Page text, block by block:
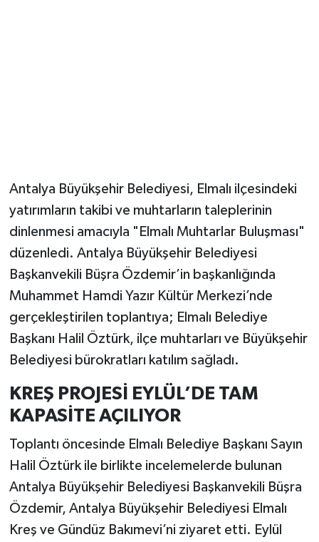
Antalya Büyükşehir Belediyesi, Elmalı ilçesindeki
yatırımların takibi ve muhtarların taleplerinin
dinlenmesi amacıyla "Elmalı Muhtarlar Buluşması"
düzenledi. Antalya Büyükşehir Belediyesi
Başkanvekili Büşra Özdemir’in başkanlığında
Muhammet Hamdi Yazır Kültür Merkezi’nde
gerçekleştirilen toplantıya; Elmalı Belediye
Başkanı Halil Öztürk, ilçe muhtarları ve Büyükşehir
Belediyesi bürokratları katılım sağladı.
KREŞ PROJESİ EYLÜL’DE TAM
KAPASİTE AÇILIYOR
Toplantı öncesinde Elmalı Belediye Başkanı Sayın
Halil Öztürk ile birlikte incelemelerde bulunan
Antalya Büyükşehir Belediyesi Başkanvekili Büşra
Özdemir, Antalya Büyükşehir Belediyesi Elmalı
Kreş ve Gündüz Bakımevi’ni ziyaret etti. Eylül